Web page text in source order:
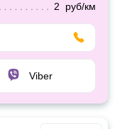
2 руб/км
Viber